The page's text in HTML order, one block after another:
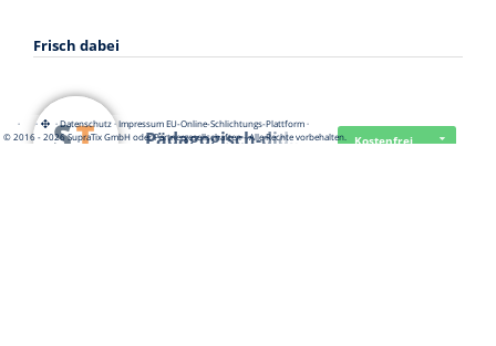
Frisch dabei
Pädagogisch-did… Kostenfrei
· · ·Datenschutz·Impressum EU-Online-Schlichtungs-Plattform·
© 2016 - 2026 SupraTix GmbH oder Partnergesellschaften - Alle Rechte vorbehalten.